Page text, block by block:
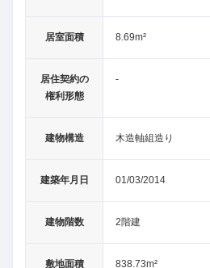
居室面積 8.69m²
居住契約の
権利形態
-
建物構造 木造軸組造り
建築年月日 01/03/2014
建物階数 2階建
敷地面積 838.73m²